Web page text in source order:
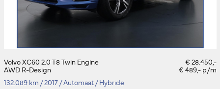
Volvo XC60 2.0 T8 Twin Engine
AWD R-Design
€ 28.450,-
€ 489,- p/m
132.089 km /2017 /Automaat /Hybride